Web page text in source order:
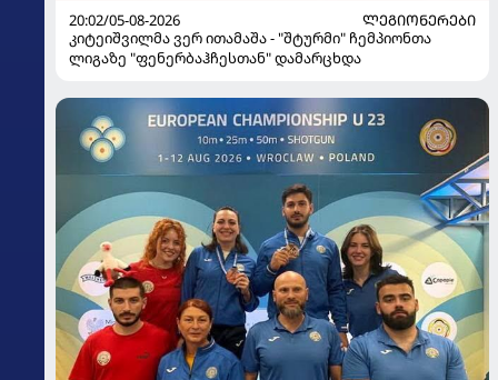
20:02/05-08-2026
ᲚᲔᲒᲘᲝᲜᲔᲠᲔᲑᲘ
კიტეიშვილმა ვერ ითამაშა - "შტურმი" ჩემპიონთა
ლიგაზე "ფენერბაჰჩესთან" დამარცხდა